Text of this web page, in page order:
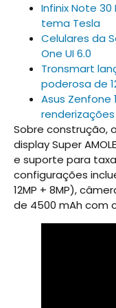
Infinix Note
tema Tesla
Celulares da
One UI 6.0
Tronsmart
poderosa de
Asus Zenfone
Sobre construção,
display Super
e suporte para
configurações
12MP + 8MP),
de 4500 mAh com